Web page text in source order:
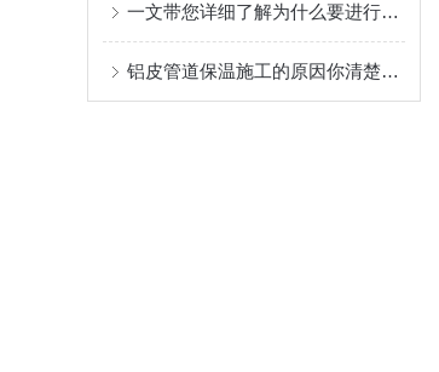
一文带您详细了解为什么要进行设备铁皮保温施工？
铝皮管道保温施工的原因你清楚么？